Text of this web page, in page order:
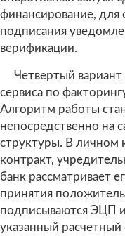
финансирование, для
подписания
верификации.
Четвертый
сервиса по
Алгоритм работы
непосредственно на
структуры. В личном
контракт,
банк рассматривает
принятия
подписываются ЭЦП и
указанный расчетный